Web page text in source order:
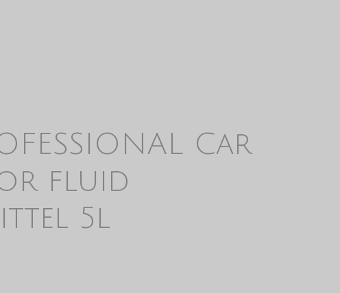
Car
fluid
5l